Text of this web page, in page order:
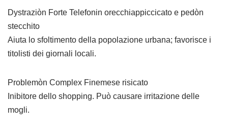
Dystraziòn Forte Telefonin orecchiappiccicato e pedòn
stecchito
Aiuta lo sfoltimento della popolazione urbana; favorisce i
titolisti dei giornali locali.
Problemòn Complex Finemese risicato
Inibitore dello shopping. Può causare irritazione delle
mogli.